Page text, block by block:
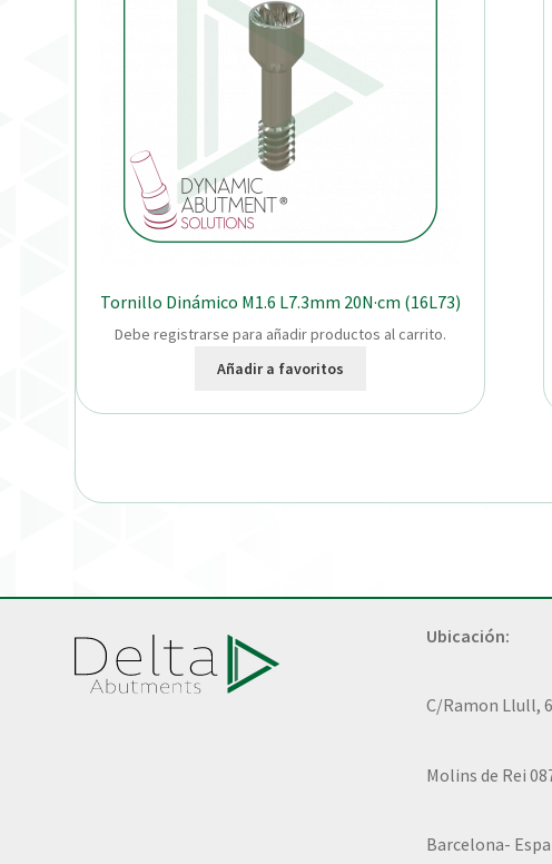
Tornillo Dinámico M1.6 L7.3mm 20N·cm (16L73)
Debe registrarse para añadir productos al carrito.
Añadir a favoritos
Ubicación:
C/Ramon Llull, 6
Molins de Rei
Barcelona-